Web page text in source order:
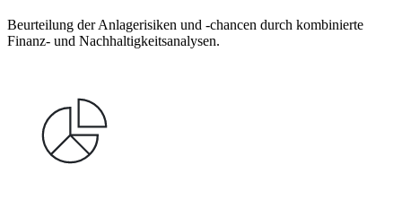
Beurteilung der Anlagerisiken und -chancen durch kombinierte
Finanz- und Nachhaltigkeitsanalysen.